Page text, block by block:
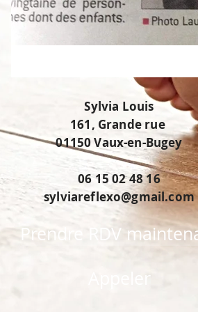
Sylvia Louis
161, Grande rue
01150 Vaux-en-Bugey
06 15 02 48 16
sylviareflexo@gmail.com
Prendre RDV
Appeler